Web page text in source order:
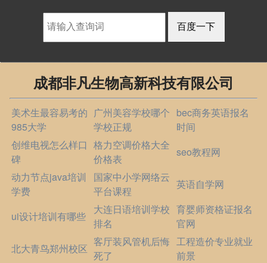
成都非凡生物高新科技有限公司
美术生最容易考的
985大学
广州美容学校哪个
学校正规
bec商务英语报名
时间
创维电视怎么样口
碑
格力空调价格大全
价格表
seo教程网
动力节点java培训
学费
国家中小学网络云
平台课程
英语自学网
ui设计培训有哪些
大连日语培训学校
排名
育婴师资格证报名
官网
北大青鸟郑州校区
客厅装风管机后悔
死了
工程造价专业就业
前景